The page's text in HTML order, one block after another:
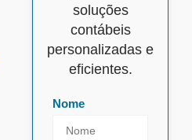
soluções
contábeis
personalizadas e
eficientes.
Nome